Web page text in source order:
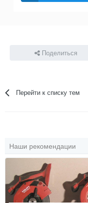
Поделиться
Перейти к списку тем
Наши рекомендации